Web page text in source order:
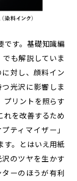
です。基礎知識編
でも解説していま
対し、顔料イン
光沢に影響しま
プリントを照らす
れを改善するため
ティマイザー」
す。とはいえ用紙
のツヤを生かす
ーのほうが有利